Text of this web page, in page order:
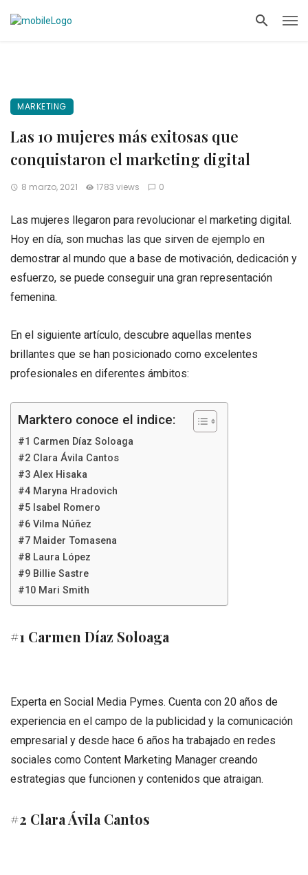
MARKETING
Las 10 mujeres más exitosas que
conquistaron el marketing digital
8 marzo, 2021 1783 views 0
Las mujeres llegaron para revolucionar el marketing digital.
Hoy en día, son muchas las que sirven de ejemplo en
demostrar al mundo que a base de motivación, dedicación y
esfuerzo, se puede conseguir una gran representación
femenina.
En el siguiente artículo, descubre aquellas mentes
brillantes que se han posicionado como excelentes
profesionales en diferentes ámbitos:
Marktero conoce el indice:
#1 Carmen Díaz Soloaga
#2 Clara Ávila Cantos
#3 Alex Hisaka
#4 Maryna Hradovich
#5 Isabel Romero
#6 Vilma Núñez
#7 Maider Tomasena
#8 Laura López
#9 Billie Sastre
#10 Mari Smith
#1 Carmen Díaz Soloaga
Experta en Social Media Pymes. Cuenta con 20 años de
experiencia en el campo de la publicidad y la comunicación
empresarial y desde hace 6 años ha trabajado en redes
sociales como Content Marketing Manager creando
estrategias que funcionen y contenidos que atraigan.
#2 Clara Ávila Cantos